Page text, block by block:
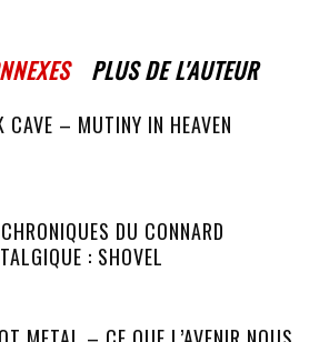
PLUS DE L'AUTEUR
CAVE – MUTINY IN HEAVEN
DU CONNARD
: SHOVEL